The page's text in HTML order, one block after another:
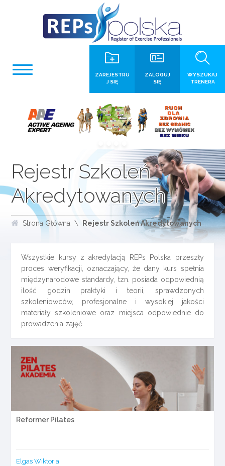
WYSZUKAJ
TRENERA
ZALOGUJ
SIĘ
ZAREJESTRU
J SIĘ
Rejestr Szkoleń
Akredytowanych
Strona Główna Rejestr Szkoleń Akredytowanych
Wszystkie kursy z akredytacją REPs Polska przeszły
proces weryfikacji, oznaczający, że dany kurs spełnia
międzynarodowe standardy, tzn. posiada odpowiednią
ilość godzin praktyki i teorii, sprawdzonych
szkoleniowców, profesjonalne i wysokiej jakości
materiały szkoleniowe oraz miejsca odpowiednie do
prowadzenia zajęć.
Reformer Pilates
Elgas Wiktoria